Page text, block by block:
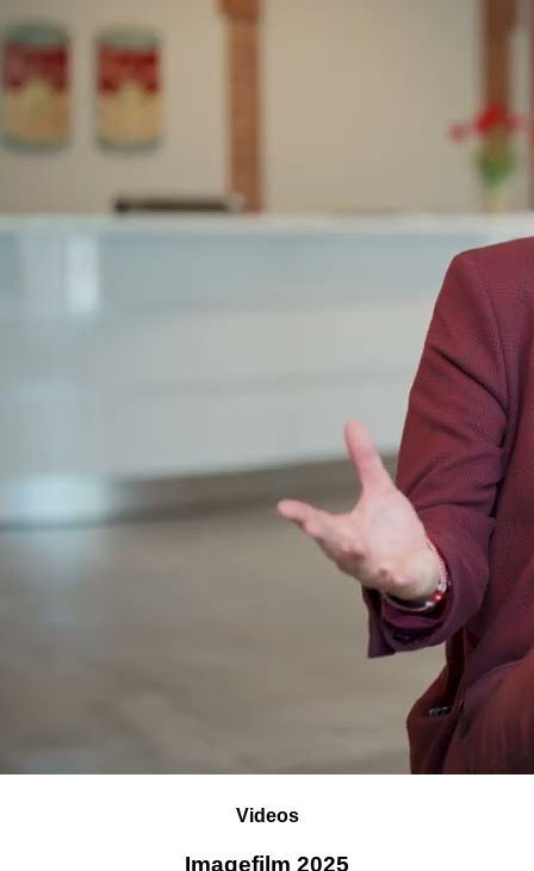
Videos
Imagefilm 2025